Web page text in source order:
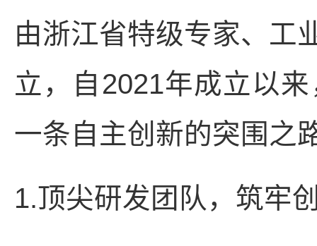
由浙江省特级专家、工
立，自2021年成立以
一条自主创新的突围之
1.顶尖研发团队，筑牢